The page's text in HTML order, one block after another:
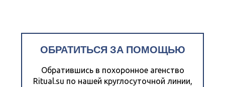
ОБРАТИТЬСЯ ЗА ПОМОЩЬЮ
Обратившись в похоронное агенство
Ritual.su по нашей круглосуточной линии,